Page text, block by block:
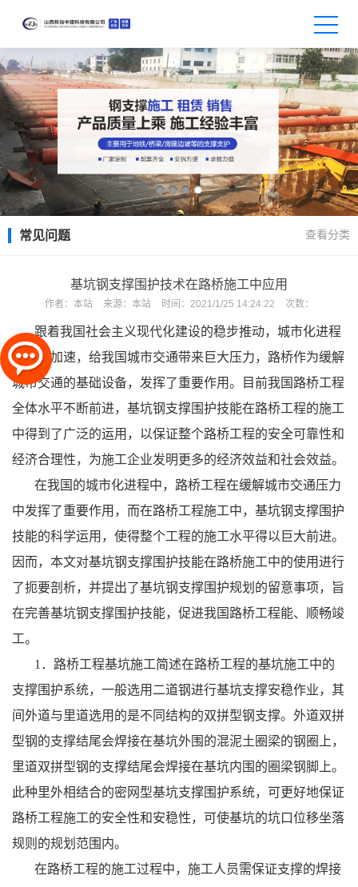
常见问题 查看分类
基坑钢支撑围护技术在路桥施工中应用
作者： 本站 来源： 本站 时间： 2021/1/25 14:24:22 次数：
跟着我国社会主义现代化建设的稳步推动，城市化进程
也不断加速，给我国城市交通带来巨大压力，路桥作为缓解
城市交通的基础设备，发挥了重要作用。目前我国路桥工程
全体水平不断前进，基坑钢支撑围护技能在路桥工程的施工
中得到了广泛的运用，以保证整个路桥工程的安全可靠性和
经济合理性，为施工企业发明更多的经济效益和社会效益。
在我国的城市化进程中，路桥工程在缓解城市交通压力
中发挥了重要作用，而在路桥工程施工中，基坑钢支撑围护
技能的科学运用，使得整个工程的施工水平得以巨大前进。
因而，本文对基坑钢支撑围护技能在路桥施工中的使用进行
了扼要剖析，并提出了基坑钢支撑围护规划的留意事项，旨
在完善基坑钢支撑围护技能，促进我国路桥工程能、顺畅竣
工。
1．路桥工程基坑施工简述在路桥工程的基坑施工中的
支撑围护系统，一般选用二道钢进行基坑支撑安稳作业，其
间外道与里道选用的是不同结构的双拼型钢支撑。外道双拼
型钢的支撑结尾会焊接在基坑外围的混泥土圈梁的钢圈上，
里道双拼型钢的支撑结尾会焊接在基坑内围的圈梁钢脚上。
此种里外相结合的密网型基坑支撑围护系统，可更好地保证
路桥工程施工的安全性和安稳性，可使基坑的坑口位移坐落
规则的规划范围内。
在路桥工程的施工过程中，施工人员需保证支撑的焊接